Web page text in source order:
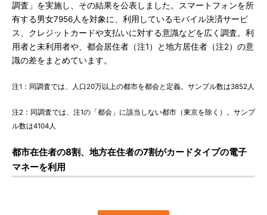
調査」を実施し、その結果を公表しました。スマートフォンを所
有する男女7956人を対象に、利用しているモバイル決済サービ
ス、クレジットカードや支払いに対する意識などを広く調査。利
用者と未利用者や、都会居住者（注1）と地方居住者（注2）の意
識の差をまとめています。
注1：同調査では、人口20万以上の都市を都会と定義。サンプル数は3852人
注2：同調査では、注1の「都会」に該当しない都市（東京を除く）。サンプ
ル数は4104人
都市在住者の8割、地方在住者の7割がカードタイプの電子
マネーを利用